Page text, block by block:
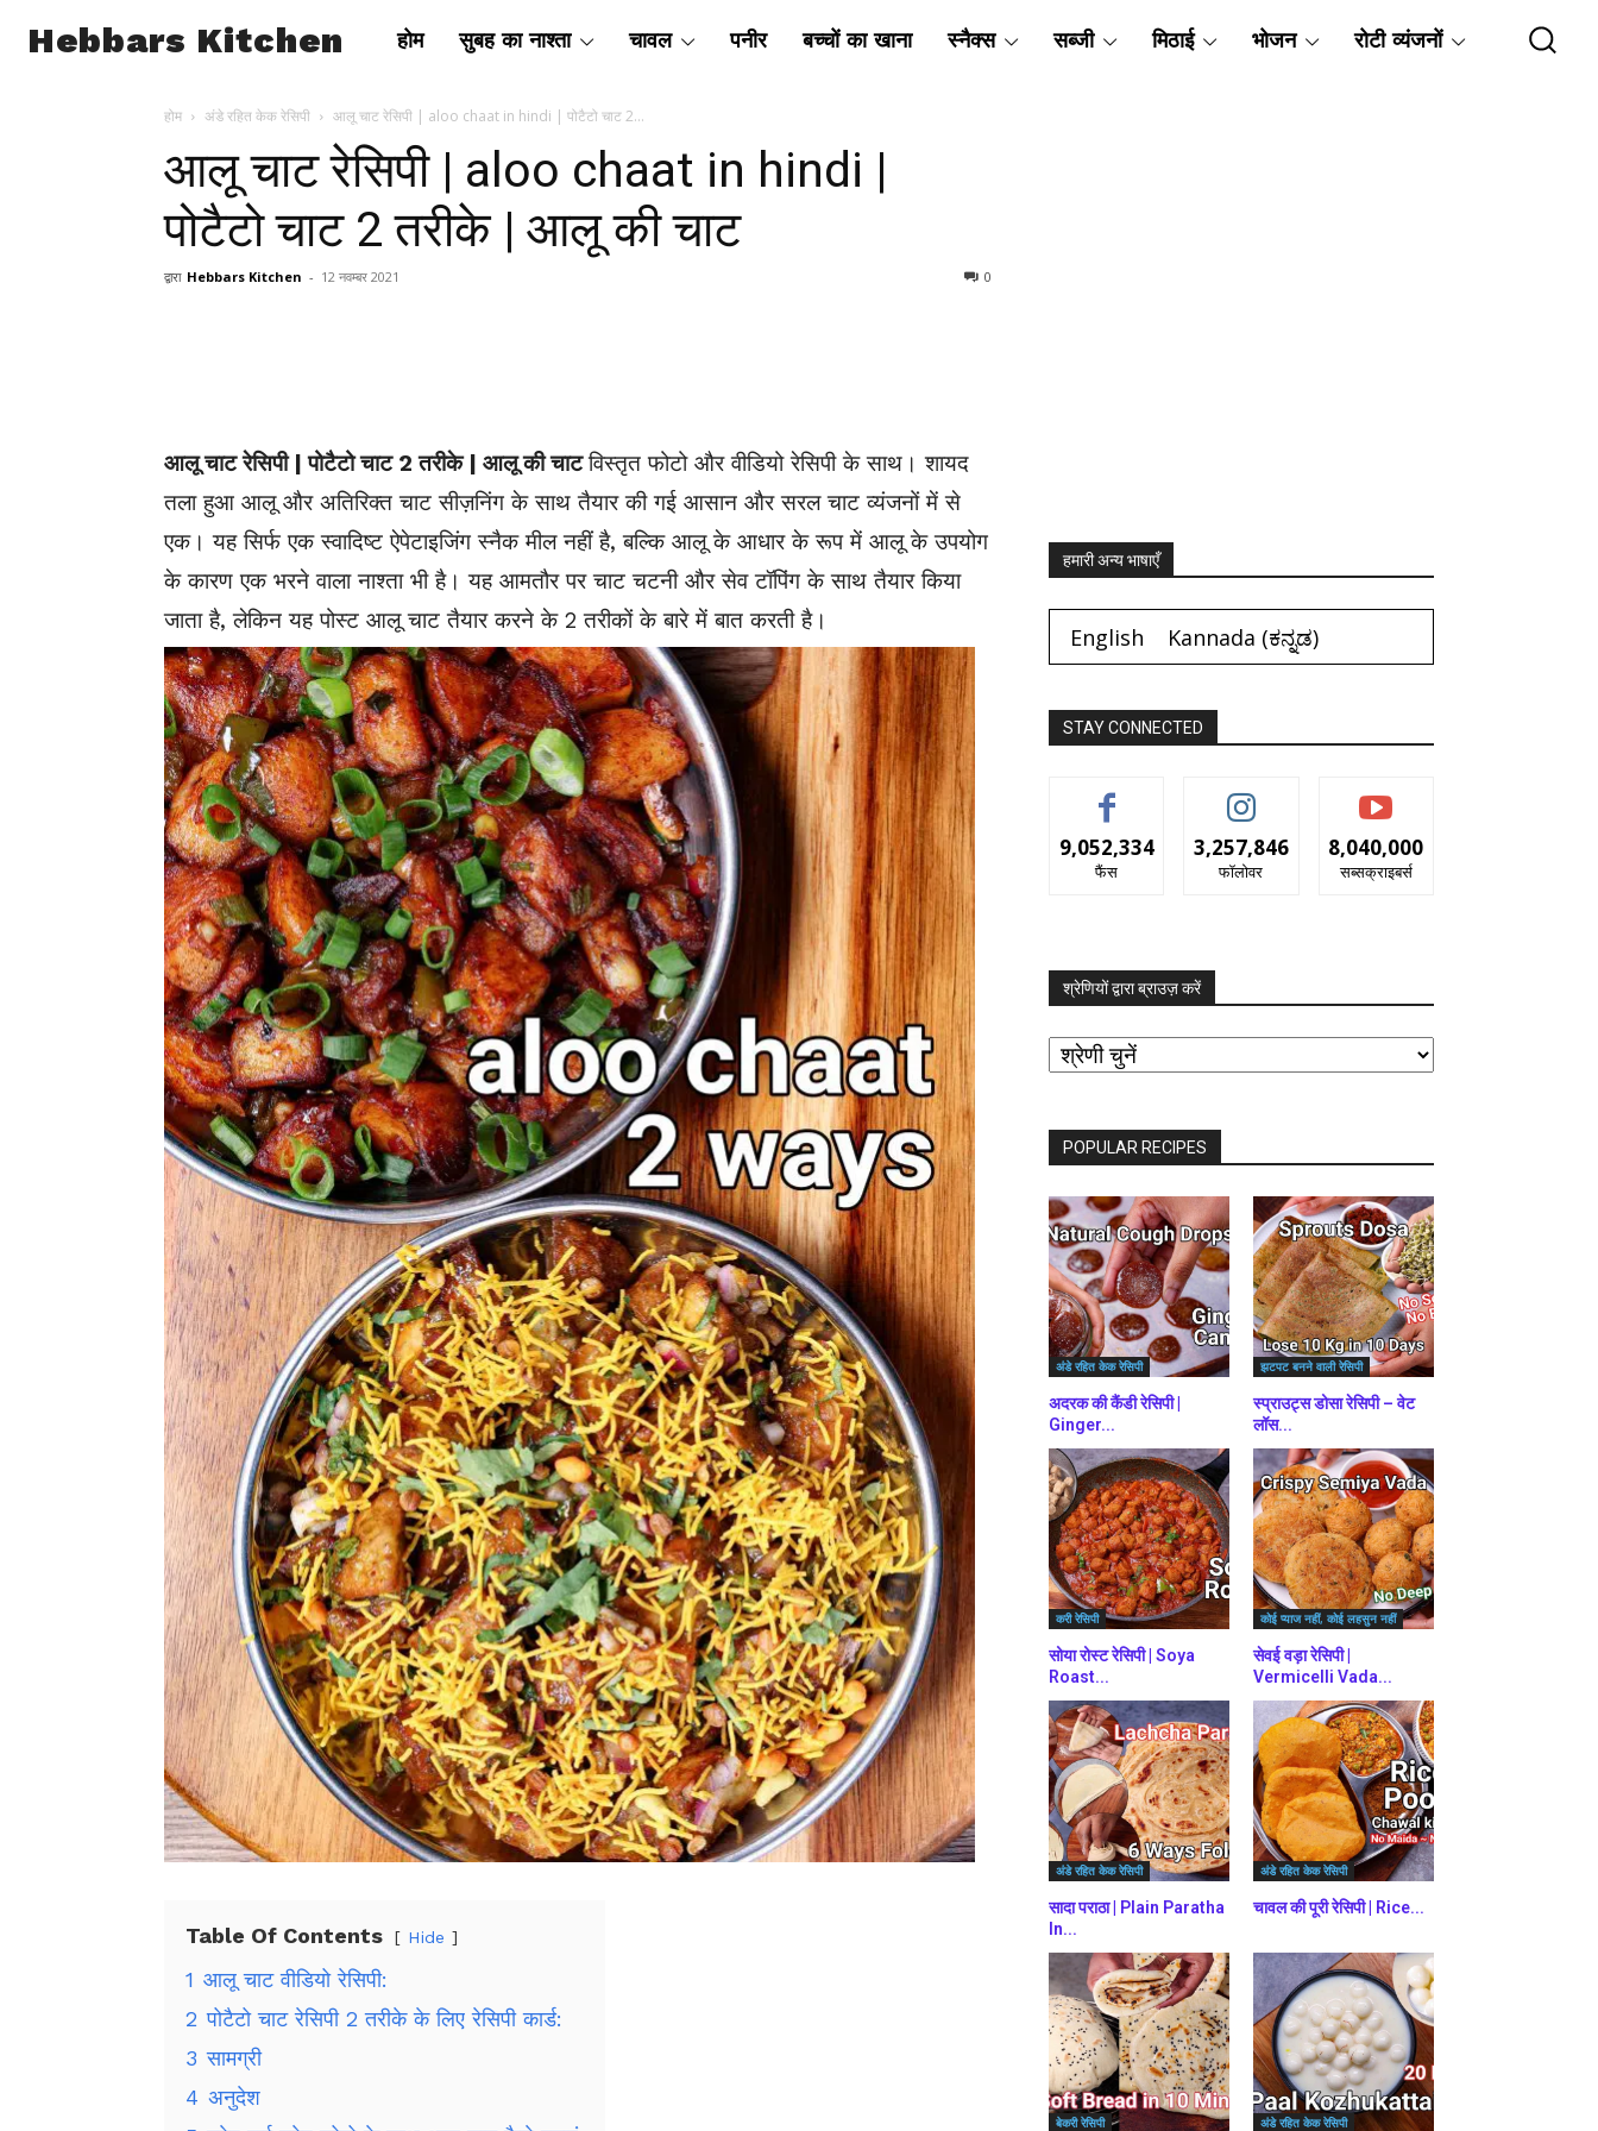
Hebbars Kitchen होम सुबह का नाश्ता चावल पनीर बच्चों का खाना स्नैक्स सब्जी मिठाई भोजन रोटी व्यंजनों
होम अंडे रहित केक रेसिपी आलू चाट रेसिपी | aloo chaat in hindi | पोटैटो चाट 2...
आलू चाट रेसिपी | aloo chaat in hindi |
पोटैटो चाट 2 तरीके | आलू की चाट
द्वारा Hebbars Kitchen - 12 नवम्बर 2021 0
आलू चाट रेसिपी | पोटैटो चाट 2 तरीके | आलू की चाटविस्तृत फोटो और वीडियो रेसिपी के साथ। शायद
तला हुआ आलू और अतिरिक्त चाट सीज़निंग के साथ तैयार की गई आसान और सरल चाट व्यंजनों में से
एक। यह सिर्फ एक स्वादिष्ट ऐपेटाइजिंग स्नैक मील नहीं है, बल्कि आलू के आधार के रूप में आलू के उपयोग
के कारण एक भरने वाला नाश्ता भी है। यह आमतौर पर चाट चटनी और सेव टॉपिंग के साथ तैयार किया
जाता है, लेकिन यह पोस्ट आलू चाट तैयार करने के 2 तरीकों के बारे में बात करती है।
Table Of Contents Hide
1 आलू चाट वीडियो रेसिपी:
2 पोटैटो चाट रेसिपी 2 तरीके के लिए रेसिपी कार्ड:
3 सामग्री
4 अनुदेश
हमारी अन्य भाषाएँ
English Kannada (ಕನ್ನಡ)
STAY CONNECTED
9,052,334
फैंस
3,257,846
फॉलोवर
8,040,000
सब्सक्राइबर्स
श्रेणियों द्वारा ब्राउज़ करें
श्रेणियों
द्वारा
ब्राउज़
POPULAR RECIPES
अंडे रहित केक रेसिपी
अदरक की कैंडी रेसिपी |
Ginger...
झटपट बनने वाली रेसिपी
स्प्राउट्स डोसा रेसिपी – वेट
लॉस...
करी रेसिपी
सोया रोस्ट रेसिपी | Soya
Roast...
कोई प्याज नहीं, कोई लहसुन नहीं
सेवई वड़ा रेसिपी |
Vermicelli Vada...
अंडे रहित केक रेसिपी
सादा पराठा | Plain Paratha
In...
अंडे रहित केक रेसिपी
चावल की पूरी रेसिपी | Rice...
बेकरी रेसिपी अंडे रहित केक रेसिपी